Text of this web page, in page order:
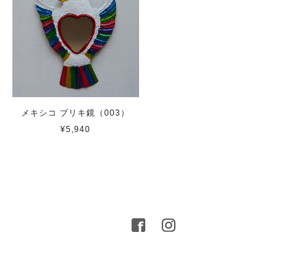
メキシコ ブリキ鏡（003）
¥5,940